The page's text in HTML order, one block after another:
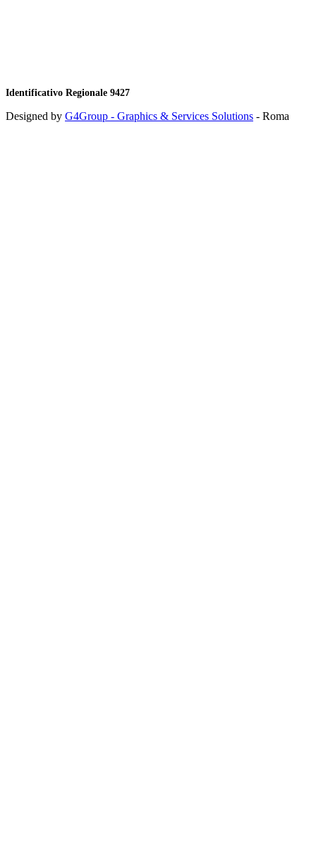
Identificativo Regionale 9427
Designed by G4Group - Graphics & Services Solutions - Roma